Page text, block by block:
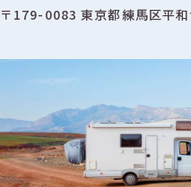
〒179-0083 東京都練馬区平